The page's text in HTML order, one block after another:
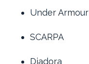
Under Armour
SCARPA
Diadora